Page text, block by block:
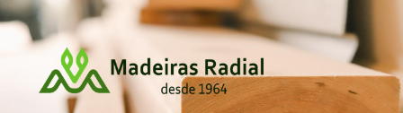
Pular
para
conteúdo